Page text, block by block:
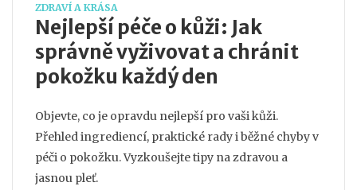
ZDRAVÍ A KRÁSA
Nejlepší péče o kůži: Jak
správně vyživovat a chránit
pokožku každý den
Objevte, co je opravdu nejlepší pro vaši kůži.
Přehled ingrediencí, praktické rady i běžné chyby v
péči o pokožku. Vyzkoušejte tipy na zdravou a
jasnou pleť.